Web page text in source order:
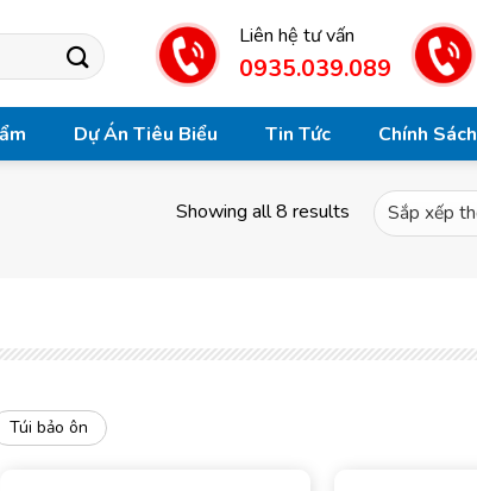
Liên hệ tư vấn
0935.039.089
Dự Án Tiêu Biểu Tin Tức Chính Sách
Showing all 8 results
Túi bảo ôn